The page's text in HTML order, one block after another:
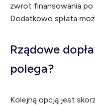
zwrot finansowania po
Dodatkowo spłata
Rządowe
polega?
Kolejną opcją jest